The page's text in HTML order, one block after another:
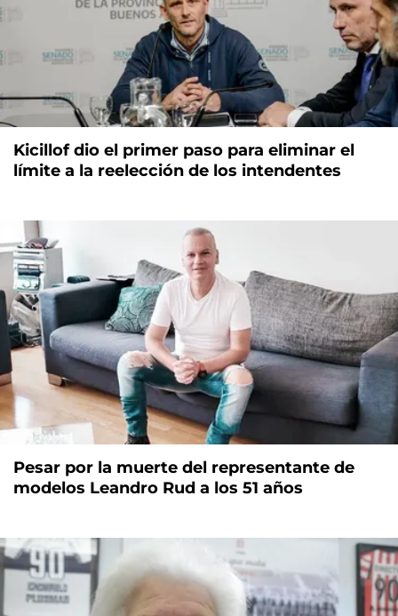
Kicillof dio el primer paso para eliminar el
límite a la reelección de los intendentes
Pesar por la muerte del representante de
modelos Leandro Rud a los 51 años